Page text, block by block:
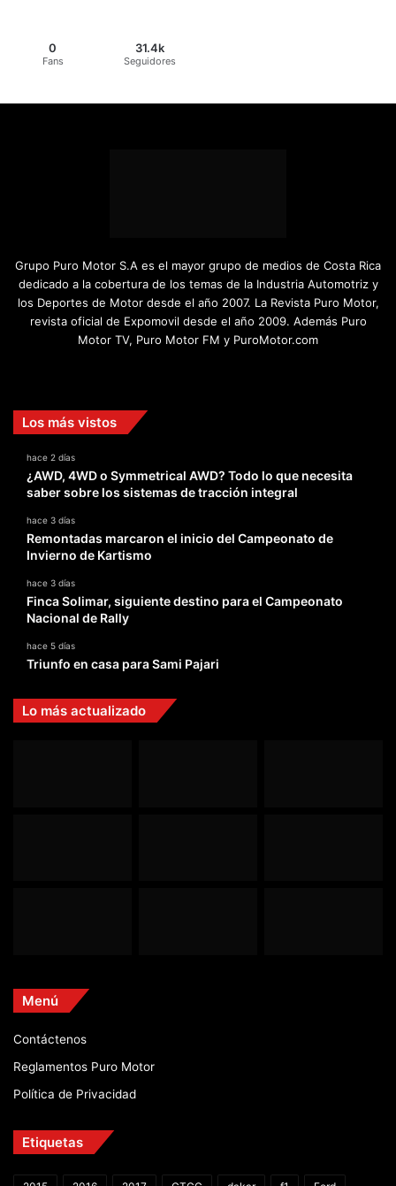
0
Fans
31.4k
Seguidores
Grupo Puro Motor S.A es el mayor grupo de medios de Costa Rica
dedicado a la cobertura de los temas de la Industria Automotriz y
los Deportes de Motor desde el año 2007. La Revista Puro Motor,
revista oficial de Expomovil desde el año 2009. Además Puro
Motor TV, Puro Motor FM y PuroMotor.com
Los más vistos
hace 2 días
¿AWD, 4WD o Symmetrical AWD? Todo lo que necesita
saber sobre los sistemas de tracción integral
hace 3 días
Remontadas marcaron el inicio del Campeonato de
Invierno de Kartismo
hace 3 días
Finca Solimar, siguiente destino para el Campeonato
Nacional de Rally
hace 5 días
Triunfo en casa para Sami Pajari
Lo más actualizado
Menú
Contáctenos
Reglamentos Puro Motor
Política de Privacidad
Etiquetas